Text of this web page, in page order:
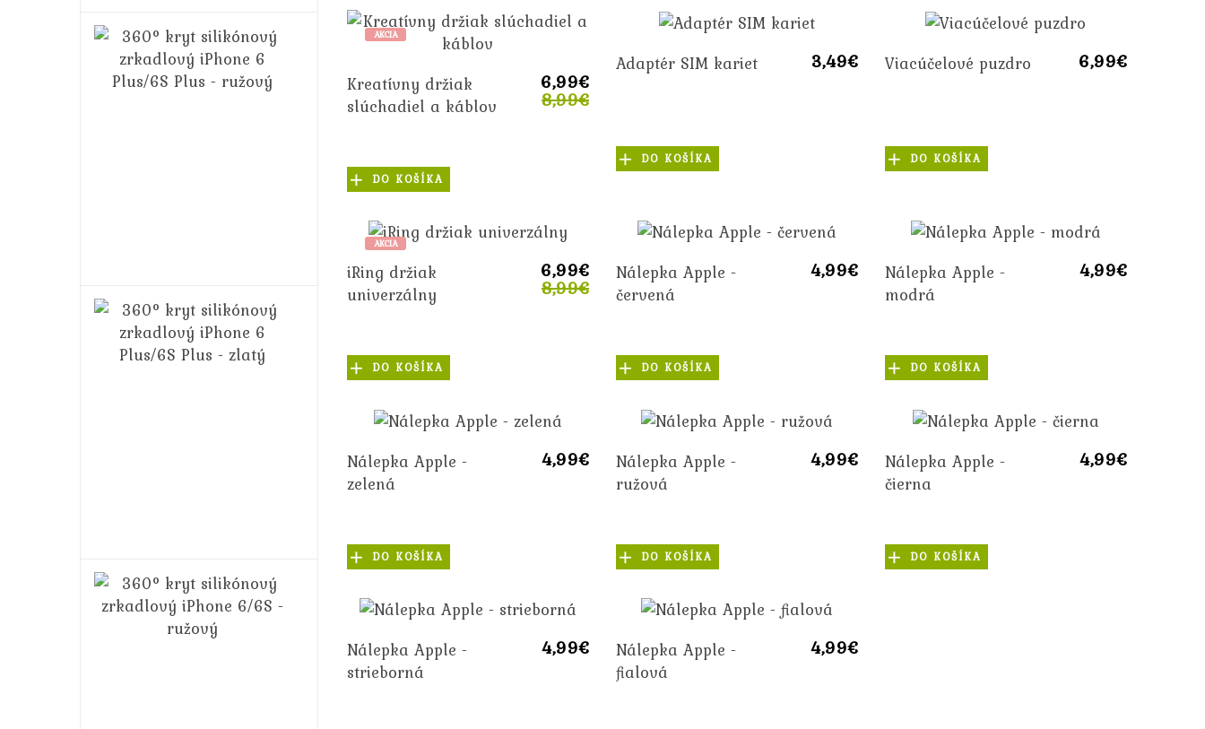
silikónový
zrkadlový
iPhone
16,99€
zrkadlový
iPhone
silikónový
zrkadlový
iPhone
AKCIA
Kreatívny držiak
slúchadiel a káblov
6,99€
8,99€
DO KOŠÍKA
Adaptér SIM kariet 3,49€
DO KOŠÍKA
Viacúčelové puzdro 6,99€
DO KOŠÍKA
AKCIA
iRing držiak
univerzálny
6,99€
8,99€
DO KOŠÍKA
Nálepka Apple -
červená
4,99€
DO KOŠÍKA
Nálepka Apple -
modrá
4,99€
DO KOŠÍKA
Nálepka Apple -
zelená
4,99€
DO KOŠÍKA
Nálepka Apple -
ružová
4,99€
DO KOŠÍKA
Nálepka Apple -
čierna
4,99€
DO KOŠÍKA
Nálepka Apple -
strieborná
4,99€
Nálepka Apple -
fialová
4,99€